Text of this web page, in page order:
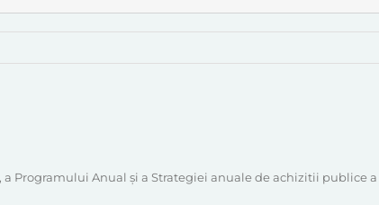
Programului Anual și a Strategiei anuale de achizitii publice